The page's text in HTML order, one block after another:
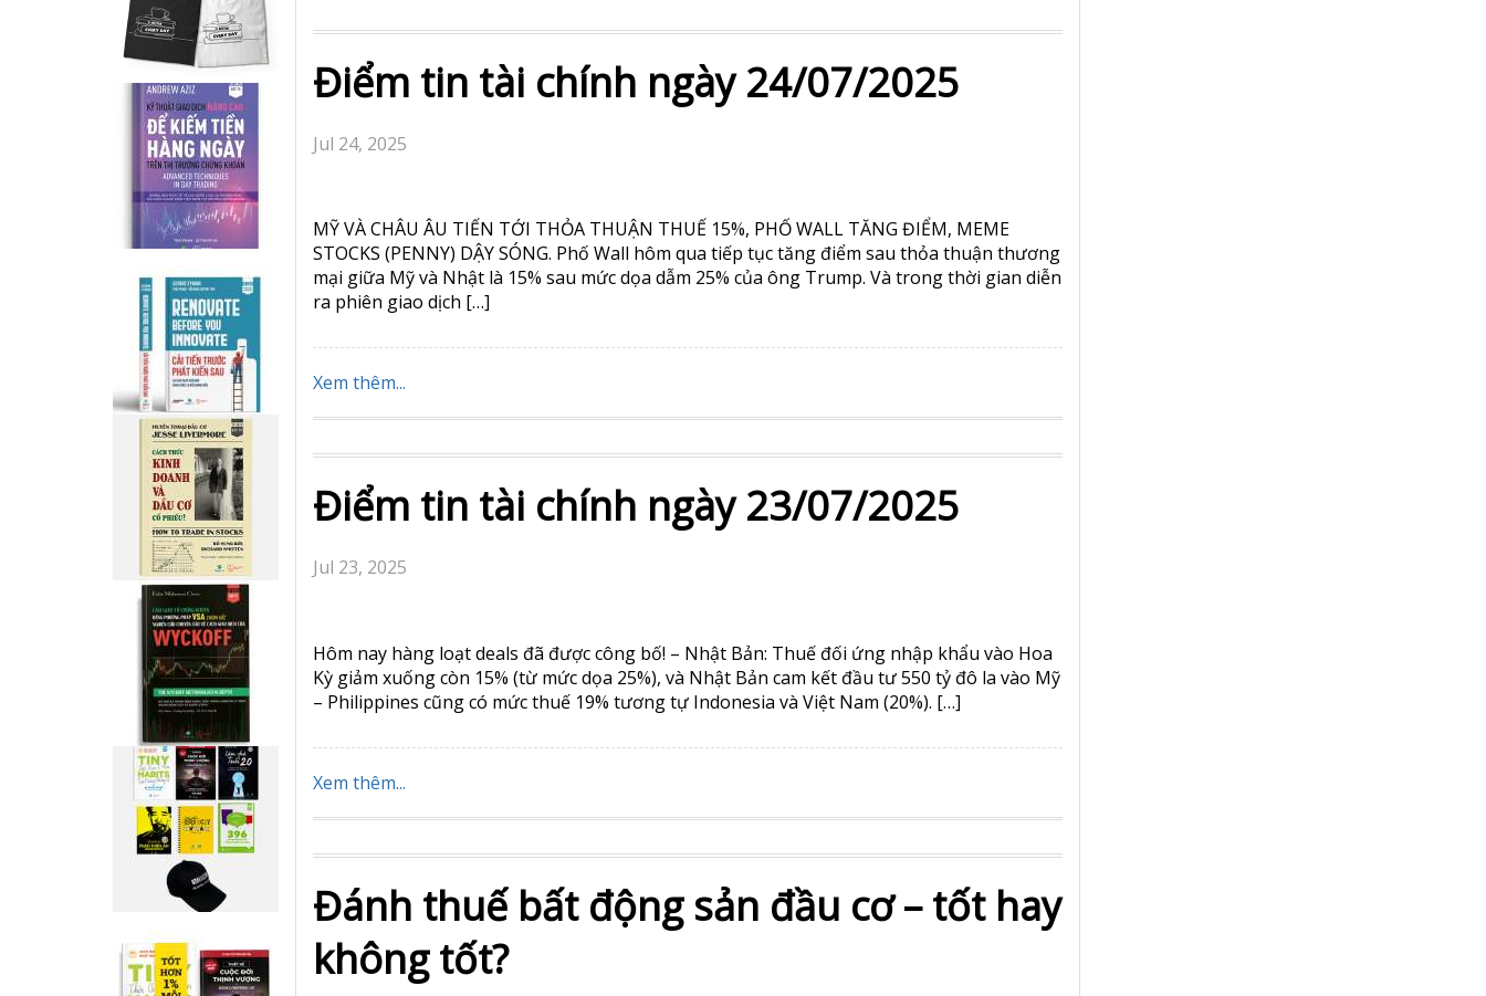
Điểm tin tài chính ngày 24/07/2025
Jul 24, 2025
MỸ VÀ CHÂU ÂU TIẾN TỚI THỎA THUẬN THUẾ 15%, PHỐ WALL TĂNG ĐIỂM, MEME
STOCKS (PENNY) DẬY SÓNG. Phố Wall hôm qua tiếp tục tăng điểm sau thỏa thuận thương
mại giữa Mỹ và Nhật là 15% sau mức dọa dẫm 25% của ông Trump. Và trong thời gian diễn